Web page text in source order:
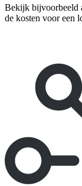
Bekijk bijvoorbeeld
de kosten voor een